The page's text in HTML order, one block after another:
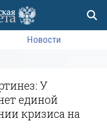
Новости
У
единой
кризиса на